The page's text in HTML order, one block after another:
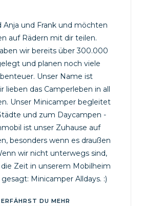
Anja und Frank und möchten
auf Rädern mit dir teilen.
wir bereits über 300.000
und planen noch viele
Unser Name ist
lieben das Camperleben in all
Unser Minicamper begleitet
und zum Daycampen -
ist unser Zuhause auf
besonders wenn es draußen
wir nicht unterwegs sind,
Zeit in unserem Mobilheim
Minicamper Alldays. :)
DU MEHR